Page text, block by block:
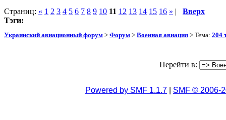
Страниц: « 1 2 3 4 5 6 7 8 9 10 11 12 13 14 15 16 » | Вверх
Тэги:
Украинский авиационный форум > Форум > Военная авиация > Тема: 204
Перейти в:
Powered by SMF 1.1.7 SMF © 2006-